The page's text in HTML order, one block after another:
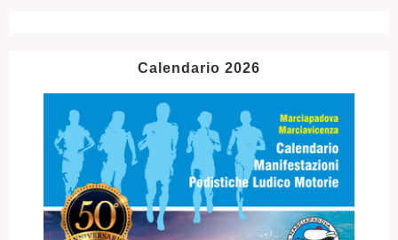
Calendario 2026